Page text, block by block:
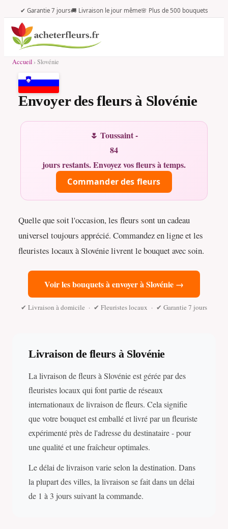
✔ Garantie 7 jours🚚 Livraison le jour même🌸 Plus de 500 bouquets
Accueil › Slovénie
Envoyer des fleurs à Slovénie
🌷 Toussaint -
84
jours restants. Envoyez vos fleurs à temps.
Commander des fleurs
Quelle que soit l'occasion, les fleurs sont un cadeau
universel toujours apprécié. Commandez en ligne et les
fleuristes locaux à Slovénie livrent le bouquet avec soin.
Voir les bouquets à envoyer à Slovénie →
✔ Livraison à domicile · ✔ Fleuristes locaux · ✔ Garantie 7 jours
Livraison de fleurs à Slovénie
La livraison de fleurs à Slovénie est gérée par des
fleuristes locaux qui font partie de réseaux
internationaux de livraison de fleurs. Cela signifie
que votre bouquet est emballé et livré par un fleuriste
expérimenté près de l'adresse du destinataire - pour
une qualité et une fraîcheur optimales.
Le délai de livraison varie selon la destination. Dans
la plupart des villes, la livraison se fait dans un délai
de 1 à 3 jours suivant la commande.